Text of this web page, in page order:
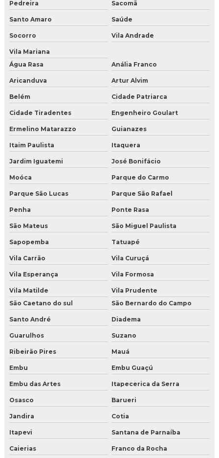
Distribuidor de gelo seco
Distribuidor de gelo seco em BH
Distribuidor de gelo seco em Campo Grande
Distribuidor de gelo seco em curitiba
Distribuidor de gelo seco em nuggets
Distribuidor de gelo seco em Salvador
Distribuidor de gelo seco em São Paulo
Distribuidor de gelo seco perto de mim
Distribuidora de gelo seco em BH
Empresa de gelo seco em nuggets
Fabricante de gelo seco perto de mim
Fornecedor de gelo seco em nuggets
Fornecedor de gelo seco em Salvador
Gelo seco atacado
Gelo seco em BH
Gelo seco em fortaleza
Gelo seco em Salvador
Gelo seco em São Paulo
Gelo seco nuggets para alimentos
Pedreira Sacomã
Santo Amaro Saúde
Socorro Vila Andrade
Vila Mariana
Água Rasa
Anália Franco
Aricanduva Artur Alvim
Belém Cidade Patriarca
Cidade Tiradentes Engenheiro Goulart
Ermelino Matarazzo Guianazes
Itaim Paulista Itaquera
Jardim Iguatemi José Bonifácio
Moóca Parque do Carmo
Parque São Lucas Parque São Rafael
Penha Ponte Rasa
São Mateus São Miguel Paulista
Sapopemba Tatuapé
Vila Carrão Vila Curuçá
Vila Esperança Vila Formosa
Vila Matilde
Vila Prudente
São Caetano do sul
São Bernardo do Campo
Santo André Diadema
Guarulhos Suzano
Ribeirão Pires Mauá
Embu Embu Guaçú
Embu das Artes Itapecerica da Serra
Osasco Barueri
Jandira Cotia
Itapevi Santana de Parnaíba
Caierias Franco da Rocha